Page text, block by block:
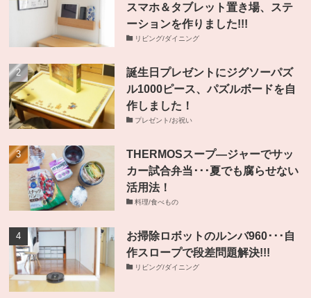
スマホ＆タブレット置き場、ステ
ーションを作りました!!!
リビング/ダイニング
誕生日プレゼントにジグソーパズ
ル1000ピース、パズルボードを自
作しました！
プレゼント/お祝い
THERMOSスープ―ジャーでサッ
カー試合弁当･･･夏でも腐らせない
活用法！
料理/食べもの
お掃除ロボットのルンバ960･･･自
作スロープで段差問題解決!!!
リビング/ダイニング